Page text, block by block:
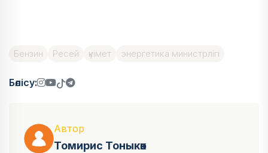
Бензин Ресей үкімет энергетика министрлігі
Бөлісу:
Автор
Томирис Тоныкөк